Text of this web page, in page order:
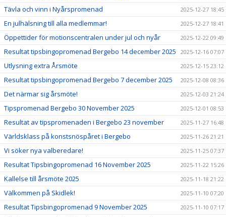
Tävla och vinn i Nyårspromenad 2025-12-27 18:45
En julhälsning till alla medlemmar! 2025-12-27 18:41
Öppettider för motionscentralen under jul och nyår 2025-12-22 09:49
Resultat tipsbingopromenad Bergebo 14 december 2025 2025-12-16 07:07
Utlysning extra Årsmöte 2025-12-15 23:12
Resultat tipsbingopromenad Bergebo 7 december 2025 2025-12-08 08:36
Det närmar sig årsmöte! 2025-12-03 21:24
Tipspromenad Bergebo 30 November 2025 2025-12-01 08:53
Resultat av tipspromenaden i Bergebo 23 november 2025-11-27 16:48
Världsklass på konstsnöspåret i Bergebo 2025-11-26 21:21
Vi söker nya valberedare! 2025-11-25 07:37
Resultat Tipsbingopromenad 16 November 2025 2025-11-22 15:26
Kallelse till årsmöte 2025 2025-11-18 21:22
Välkommen på Skidlek! 2025-11-10 07:20
Resultat Tipsbingopromenad 9 November 2025 2025-11-10 07:17